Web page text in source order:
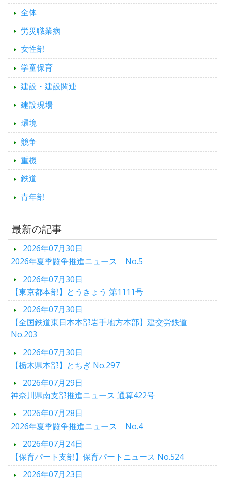
全体
労災職業病
女性部
学童保育
建設・建設関連
建設現場
環境
競争
重機
鉄道
青年部
最新の記事
2026年07月30日
2026年夏季闘争推進ニュース No.5
2026年07月30日
【東京都本部】とうきょう 第1111号
2026年07月30日
【全国鉄道東日本本部岩手地方本部】建交労鉄道
No.203
2026年07月30日
【栃木県本部】とちぎ No.297
2026年07月29日
神奈川県南支部推進ニュース 通算422号
2026年07月28日
2026年夏季闘争推進ニュース No.4
2026年07月24日
【保育パート支部】保育パートニュース No.524
2026年07月23日